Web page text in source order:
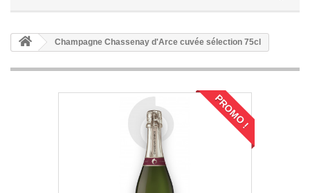
Champagne Chassenay d'Arce cuvée sélection 75cl
PROMO !
PROMO !